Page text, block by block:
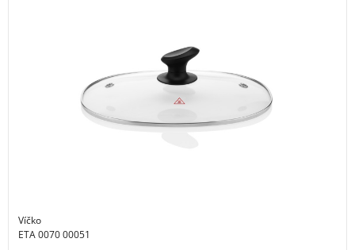
Víčko
ETA 0070 00051